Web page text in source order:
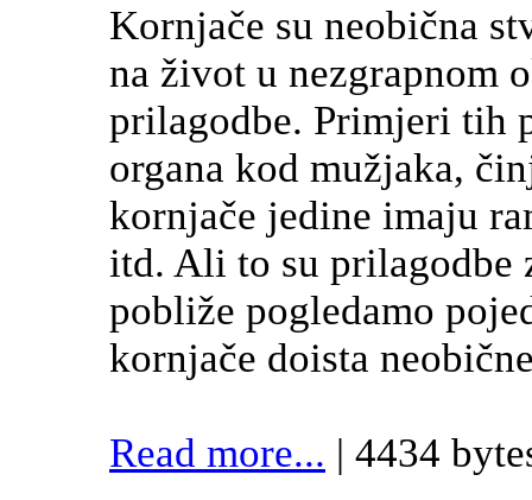
Kornjače su neobična
na život u nezgrapnom
prilagodbe. Primjeri tih
organa kod mužjaka,
kornjače jedine imaju
itd. Ali to su prilagodbe
pobliže pogledamo
kornjače doista
Read more... | 4434